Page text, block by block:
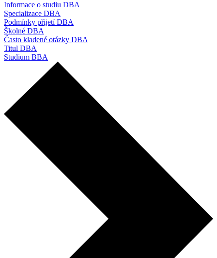
Informace o studiu DBA
Specializace DBA
Podmínky přijetí DBA
Školné DBA
Často kladené otázky DBA
Titul DBA
Studium BBA